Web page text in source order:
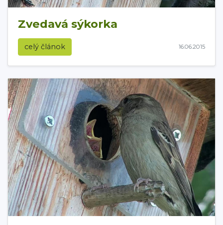
Zvedavá sýkorka
celý článok 16.06.2015